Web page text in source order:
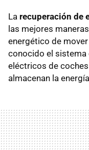
La recuperación de
las mejores
energético de
conocido el
eléctricos de
almacenan la